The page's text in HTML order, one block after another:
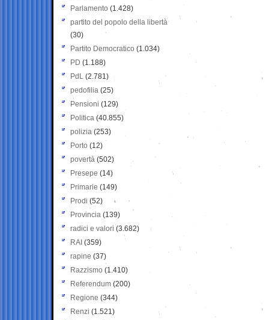
Parlamento (1.428)
partito del popolo della libertà
(30)
Partito Democratico (1.034)
PD (1.188)
PdL (2.781)
pedofilia (25)
Pensioni (129)
Politica (40.855)
polizia (253)
Porto (12)
povertà (502)
Presepe (14)
Primarie (149)
Prodi (52)
Provincia (139)
radici e valori (3.682)
RAI (359)
rapine (37)
Razzismo (1.410)
Referendum (200)
Regione (344)
Renzi (1.521)